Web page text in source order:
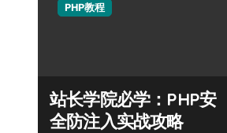
PHP教程
站长学院必学：PHP安
全防注入实战攻略